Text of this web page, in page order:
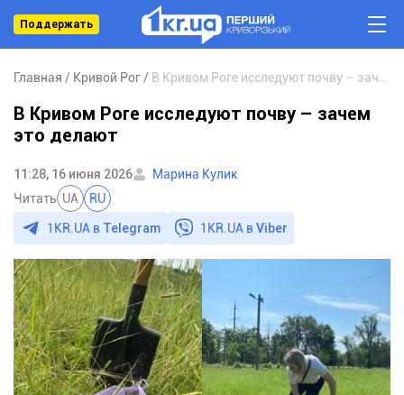
Поддержать
Главная Кривой Рог
В Кривом Роге исследуют почву – зачем
это делают
11:28, 16 июня 2026
Марина Кулик
Читать UA RU
1KR.UA в Telegram 1KR.UA вViber